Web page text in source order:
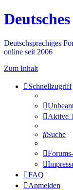
Deutschsprachiges
online seit 2006
Zum Inhalt
Schnellzugriff
Aktive
Suche
FAQ
Anmelden